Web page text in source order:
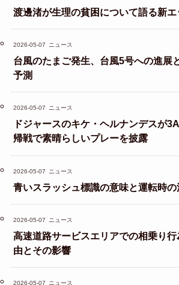
渡邊渚が生理の貧困について語る新エ
2026-05-07 ニュース
台風のたまご発生、台風5号への進展
予測
2026-05-07 ニュース
ドジャースのキケ・ヘルナンデスが
帰戦で素晴らしいプレーを披露
2026-05-07 ニュース
青いスラッシュ標識の意味と運転時
2026-05-07 ニュース
高速道路サービスエリアでの相乗り
由とその影響
2026-05-07 ニュース